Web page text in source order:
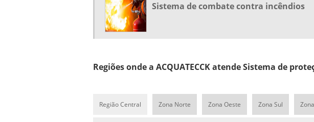
Sistema de combate contra incêndios
Regiões onde a ACQUATECCK atende Sistema de
Região Central Zona Norte Zona Oeste Zona Sul